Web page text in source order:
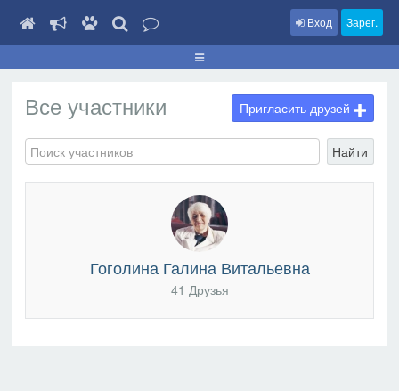
Вход Зарег.
Все участники
Найти
Пригласить друзей
Гоголина Галина Витальевна
41 Друзья